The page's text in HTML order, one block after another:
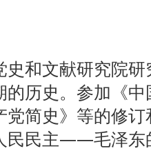
史和文献研究院
的历史。参加《
党简史》等的修
民民主——毛泽东